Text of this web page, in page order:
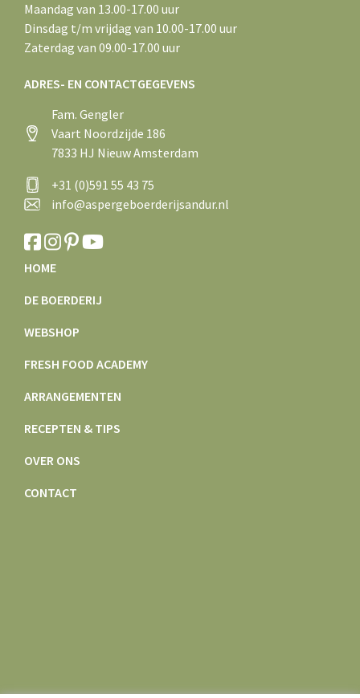
Maandag van 13.00-17.00 uur
Dinsdag t/m vrijdag van 10.00-17.00 uur
Zaterdag van 09.00-17.00 uur
ADRES- EN CONTACTGEGEVENS
Fam. Gengler
Vaart Noordzijde 186
7833 HJ Nieuw Amsterdam
+31 (0)591 55 43 75
info@aspergeboerderijsandur.nl
HOME
DE BOERDERIJ
WEBSHOP
FRESH FOOD ACADEMY
ARRANGEMENTEN
RECEPTEN & TIPS
OVER ONS
CONTACT